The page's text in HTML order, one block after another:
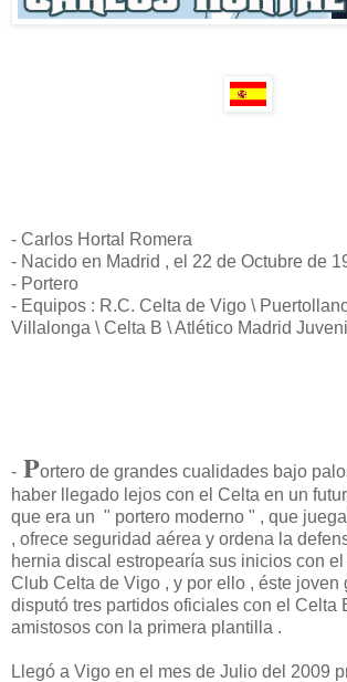
- Carlos Hortal Romera
- Nacido en Madrid , el 22 de Octubre de
- Portero
- Equipos : R.C. Celta de Vigo \
Villalonga \ Celta B \ Atlético Madrid
- Portero de grandes cualidades bajo
haber llegado lejos con el Celta en un
que era un " portero moderno " , que
, ofrece seguridad aérea y ordena la
hernia discal estropearía sus inicios con el
Club Celta de Vigo , y por ello , éste joven
disputó tres partidos oficiales con el Celta
amistosos con la primera plantilla .
Llegó a Vigo en el mes de Julio del 2009